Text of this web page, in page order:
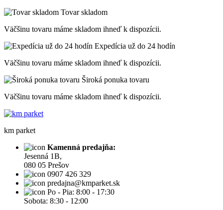
Tovar skladom
Väčšinu tovaru máme skladom ihneď k dispozícii.
Expedícia už do 24 hodín
Väčšinu tovaru máme skladom ihneď k dispozícii.
Široká ponuka tovaru
Väčšinu tovaru máme skladom ihneď k dispozícii.
km parket
Kamenná predajňa:
Jesenná 1B,
080 05 Prešov
0907 426 329
predajna@kmparket.sk
Po - Pia: 8:00 - 17:30
Sobota: 8:30 - 12:00